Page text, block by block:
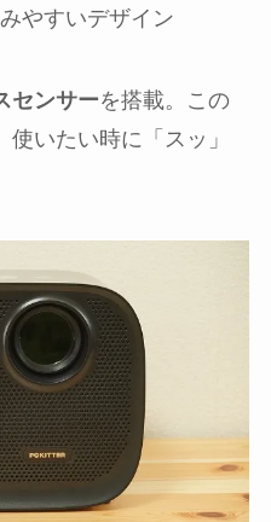
やすいデザイン
センサーを搭載。この
いたい時に「スッ」